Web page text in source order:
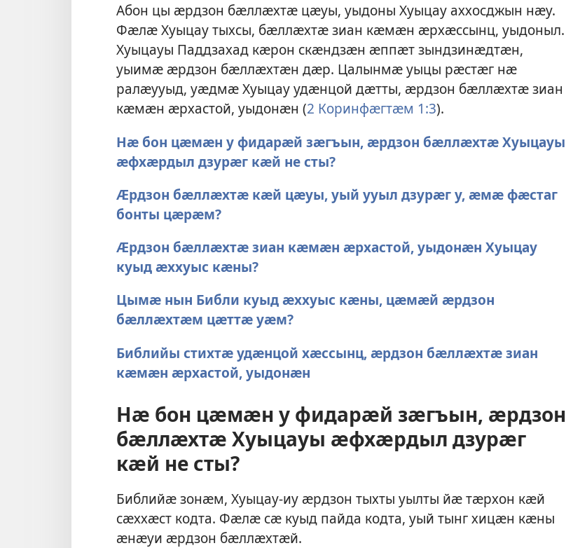
Абон цы ӕрдзон бӕллӕхтӕ цӕуы, уыдоны Хуыцау аххосджын нӕу.
Фӕлӕ Хуыцау тыхсы, бӕллӕхтӕ зиан кӕмӕн ӕрхӕссынц, уыдоныл.
Хуыцауы Паддзахад кӕрон скӕндзӕн ӕппӕт зындзинӕдтӕн,
уыимӕ ӕрдзон бӕллӕхтӕн дӕр. Цалынмӕ уыцы рӕстӕг нӕ
ралӕууыд, уӕдмӕ Хуыцау удӕнцой дӕтты, ӕрдзон бӕллӕхтӕ зиан
кӕмӕн ӕрхастой, уыдонӕн (2 Коринфӕгтӕм 1:3).
Нӕ бон цӕмӕн у фидарӕй зӕгъын, ӕрдзон бӕллӕхтӕ Хуыцауы
ӕфхӕрдыл дзурӕг кӕй не сты?
Ӕрдзон бӕллӕхтӕ кӕй цӕуы, уый ууыл дзурӕг у, ӕмӕ фӕстаг
бонты цӕрӕм?
Ӕрдзон бӕллӕхтӕ зиан кӕмӕн ӕрхастой, уыдонӕн Хуыцау
куыд ӕххуыс кӕны?
Цымӕ нын Библи куыд ӕххуыс кӕны, цӕмӕй ӕрдзон
бӕллӕхтӕм цӕттӕ уӕм?
Библийы стихтӕ удӕнцой хӕссынц, ӕрдзон бӕллӕхтӕ зиан
кӕмӕн ӕрхастой, уыдонӕн
Нӕ бон цӕмӕн у фидарӕй зӕгъын, ӕрдзон
бӕллӕхтӕ Хуыцауы ӕфхӕрдыл дзурӕг
кӕй не сты?
Библийӕ зонӕм, Хуыцау-иу ӕрдзон тыхты уылты йӕ тӕрхон кӕй
сӕххӕст кодта. Фӕлӕ сӕ куыд пайда кодта, уый тынг хицӕн кӕны
ӕнӕуи ӕрдзон бӕллӕхтӕй.